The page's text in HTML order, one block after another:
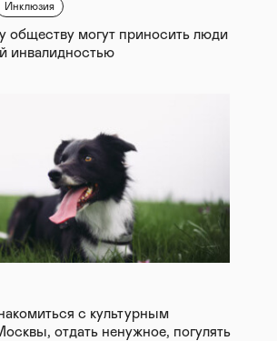
Инклюзия
обществу могут приносить люди
инвалидностью
с культурным
отдать ненужное, погулять